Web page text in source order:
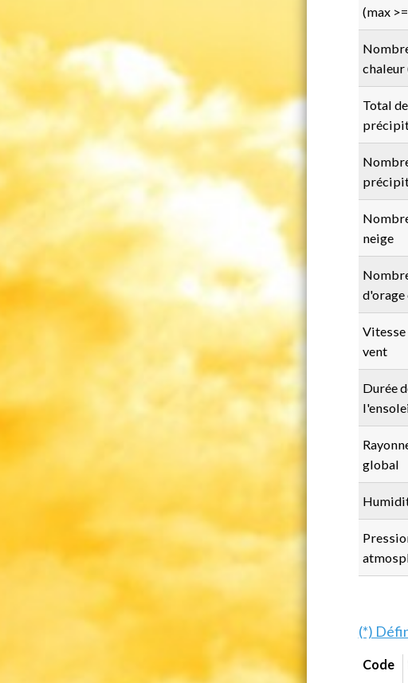
(max
chaleur
Total
neige
d'orage
Vitesse
vent
Durée
global
(*)
Code